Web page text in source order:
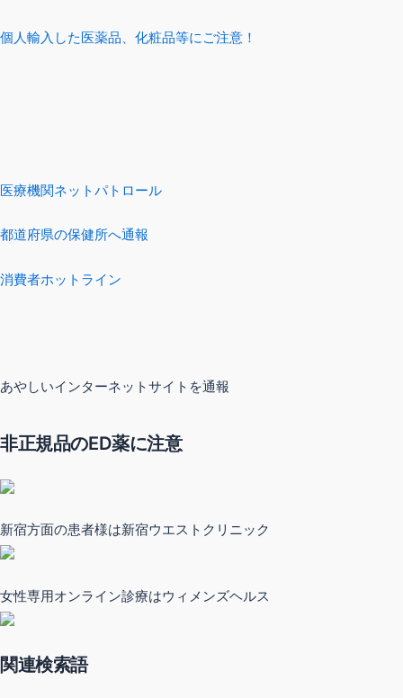
個人輸入した医薬品、化粧品等にご注意！
医療機関ネットパトロール
都道府県の保健所へ通報
消費者ホットライン
あやしいインターネットサイトを通報
非正規品のED薬に注意
新宿方面の患者様は新宿ウエストクリニック
女性専用オンライン診療はウィメンズヘルス
関連検索語